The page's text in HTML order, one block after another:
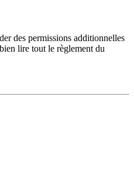
des permissions additionnelles
lire tout le règlement du